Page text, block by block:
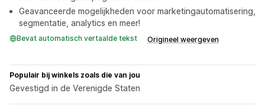
Geavanceerde mogelijkheden voor marketingautomatisering,
segmentatie, analytics en meer!
Bevat automatisch vertaalde tekst Origineel weergeven
Populair bij winkels zoals die van jou
Gevestigd in de Verenigde Staten